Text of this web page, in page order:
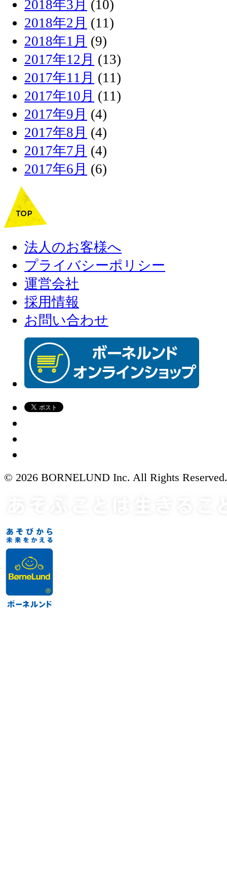
2018年3月 (10)
2018年2月 (11)
2018年1月 (9)
2017年12月 (13)
2017年11月 (11)
2017年10月 (11)
2017年9月 (4)
2017年8月 (4)
2017年7月 (4)
2017年6月 (6)
法人のお客様へ
プライバシーポリシー
運営会社
採用情報
お問い合わせ
© 2026 BORNELUND Inc. All Rights Reserved.